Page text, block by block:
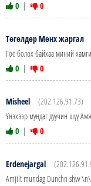
0 | 0
Төгөлдөр Мөнх жаргал
Гоё болох байхаа миний
0 | 0
Misheel (202.126.91.73)
Үнэхээр мундаг дуучин шүү
0 | 0
Erdenejargal
Amjilt mundag Dunchn shvv